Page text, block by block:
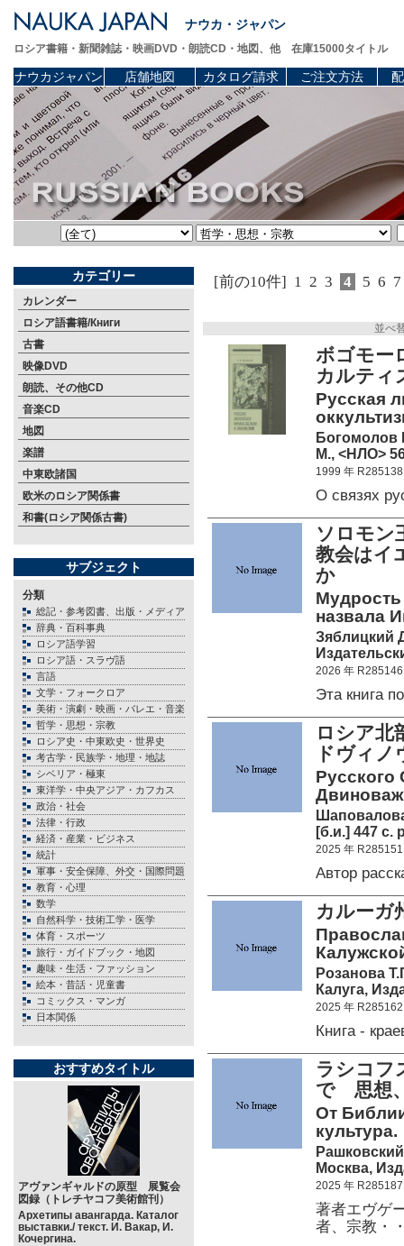
ナウカ・ジャパン
ロシア書籍・新聞雑誌・映画DVD・朗読CD・地図、他 在庫15000タイトル
ナウカジャパン 店舗地図 カタログ請求 ご注文方法
カテゴリー
カレンダー
ロシア語書籍/Книги
古書
映像DVD
朗読、その他CD
音楽CD
地図
楽譜
中東欧諸国
欧米のロシア関係書
和書(ロシア関係古書)
サブジェクト
分類
総記・参考図書、出版・メディア
辞典・百科事典
ロシア語学習
ロシア語・スラヴ語
言語
文学・フォークロア
美術・演劇・映画・バレエ・音楽
哲学・思想・宗教
ロシア史・中東欧史・世界史
考古学・民族学・地理・地誌
シベリア・極東
東洋学・中央アジア・カフカス
政治・社会
法律・行政
経済・産業・ビジネス
統計
軍事・安全保障、外交・国際問題
教育・心理
数学
自然科学・技術工学・医学
体育・スポーツ
旅行・ガイドブック・地図
趣味・生活・ファッション
絵本・昔話・児童書
コミックス・マンガ
日本関係
おすすめタイトル
アヴァンギャルドの原型 展覧会
図録（トレチヤコフ美術館刊）
Архетипы авангарда. Каталог
выставки./ текст. И. Вакар, И.
Кочергина.
[前の10件] 1 2 3 4 5 6 7
並べ
ボゴモー
カルティ
Русская
Богомолов
М., <НЛО>
1999 年 R285138
О связях
ソロモン
教会はイ
か
назвала
Зяблицкий
2026 年 R285146
Эта книга
ロシア
ドヴィノ
[б.и.] 447 c.
2025 年 R285151
Автор
カルー
Розанова
Калуга,
2025 年 R285162
Книга -
ラシコフ
で 思想
От
культура.
Москва,
2025 年 R285187
著者エヴゲ
者、宗教・